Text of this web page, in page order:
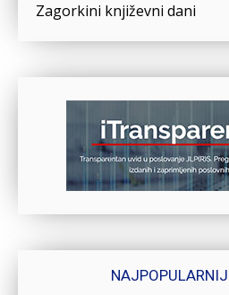
Zagorkini književni dani